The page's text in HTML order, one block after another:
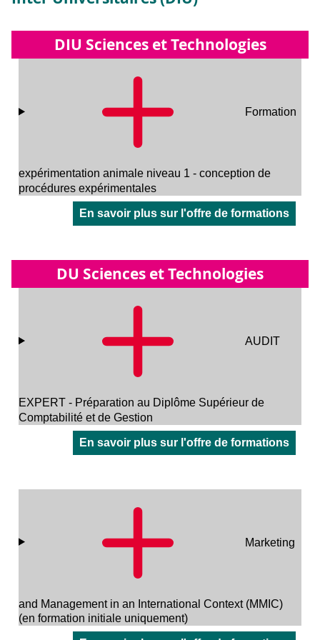
DIU Sciences et Technologies
Formation
expérimentation animale niveau 1 - conception de
procédures expérimentales
En savoir plus sur l'offre de formations
DU Sciences et Technologies
AUDIT
EXPERT - Préparation au Diplôme Supérieur de
Comptabilité et de Gestion
En savoir plus sur l'offre de formations
Marketing
and Management in an International Context (MMIC)
(en formation initiale uniquement)